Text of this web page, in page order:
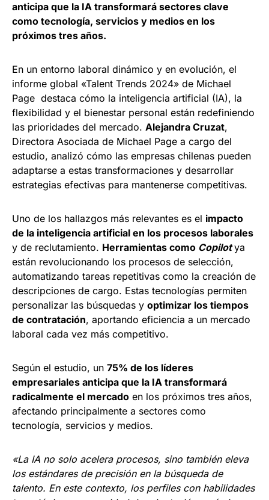
anticipa que la IA transformará sectores clave
como tecnología, servicios y medios en los
próximos tres años.
En un entorno laboral dinámico y en evolución, el
informe global «Talent Trends 2024» de Michael
Page destaca cómo la inteligencia artificial (IA), la
flexibilidad y el bienestar personal están redefiniendo
las prioridades del mercado. Alejandra Cruzat,
Directora Asociada de Michael Page a cargo del
estudio, analizó cómo las empresas chilenas pueden
adaptarse a estas transformaciones y desarrollar
estrategias efectivas para mantenerse competitivas.
Uno de los hallazgos más relevantes es el impacto
de la inteligencia artificial en los procesos laborales
y de reclutamiento. Herramientas como Copilot ya
están revolucionando los procesos de selección,
automatizando tareas repetitivas como la creación de
descripciones de cargo. Estas tecnologías permiten
personalizar las búsquedas y optimizar los tiempos
de contratación, aportando eficiencia a un mercado
laboral cada vez más competitivo.
Según el estudio, un 75% de los líderes
empresariales anticipa que la IA transformará
radicalmente el mercado en los próximos tres años,
afectando principalmente a sectores como
tecnología, servicios y medios.
«La IA no solo acelera procesos, sino también eleva
los estándares de precisión en la búsqueda de
talento. En este contexto, los perfiles con habilidades